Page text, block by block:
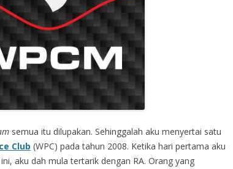
semua itu dilupakan. Sehinggalah aku menyertai satu
Club (WPC) pada tahun 2008. Ketika hari pertama aku
aku dah mula tertarik dengan RA. Orang yang